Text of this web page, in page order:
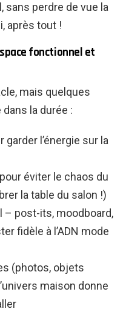
sans perdre de vue la
après tout !
fonctionnel et
mais quelques
la durée :
l’énergie sur la
éviter le chaos du
la table du salon !)
– post-its, moodboard,
fidèle à l’ADN mode
(photos, objets
maison donne